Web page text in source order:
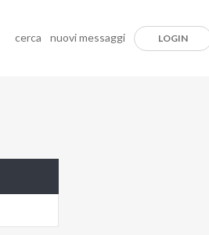
cerca nuovi messaggi LOGIN